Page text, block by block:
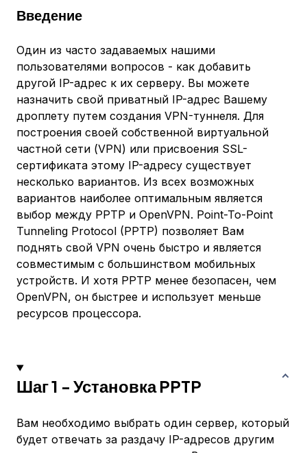
Введение
Один из часто задаваемых нашими
пользователями вопросов - как добавить
другой IP-адрес к их серверу. Вы можете
назначить свой приватный IP-адрес Вашему
дроплету путем создания VPN-туннеля. Для
построения своей собственной виртуальной
частной сети (VPN) или присвоения SSL-
сертификата этому IP-адресу существует
несколько вариантов. Из всех возможных
вариантов наиболее оптимальным является
выбор между PPTP и OpenVPN. Point-To-Point
Tunneling Protocol (PPTP) позволяет Вам
поднять свой VPN очень быстро и является
совместимым с большинством мобильных
устройств. И хотя PPTP менее безопасен, чем
OpenVPN, он быстрее и использует меньше
ресурсов процессора.
Шаг 1 - Установка PPTP
Вам необходимо выбрать один сервер, который
будет отвечать за раздачу IP-адресов другим